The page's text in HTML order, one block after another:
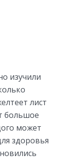
изучили
лист
большое
может
здоровья